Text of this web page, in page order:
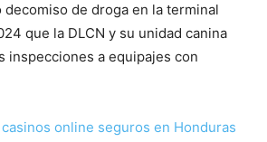
decomiso de droga en la terminal
que la DLCN y su unidad canina
inspecciones a equipajes con
online seguros en Honduras